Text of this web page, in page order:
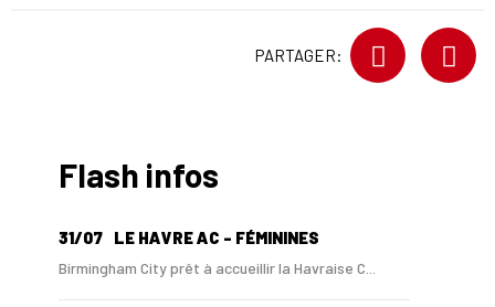
PARTAGER:
Flash infos
31/07 LE HAVRE AC - FÉMININES
Birmingham City prêt à accueillir la Havraise C...